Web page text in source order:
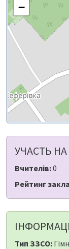
−
УЧАСТЬ
Вчителів:0
Рейтинг
Тип ЗЗСО: